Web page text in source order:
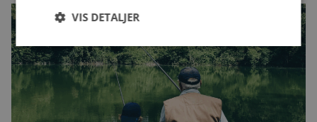
VIS DETALJER